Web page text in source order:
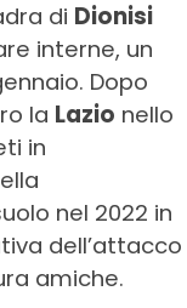
di Dionisi
interne, un
Dopo
la Lazio nello
in
nel 2022 in
dell’attacco
amiche.